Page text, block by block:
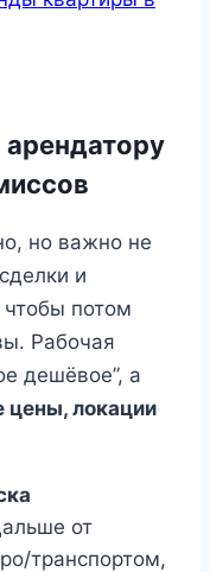
но важно не
и
чтобы потом
Рабочая
дешёвое”, а
цены, локации
от
транспортом,